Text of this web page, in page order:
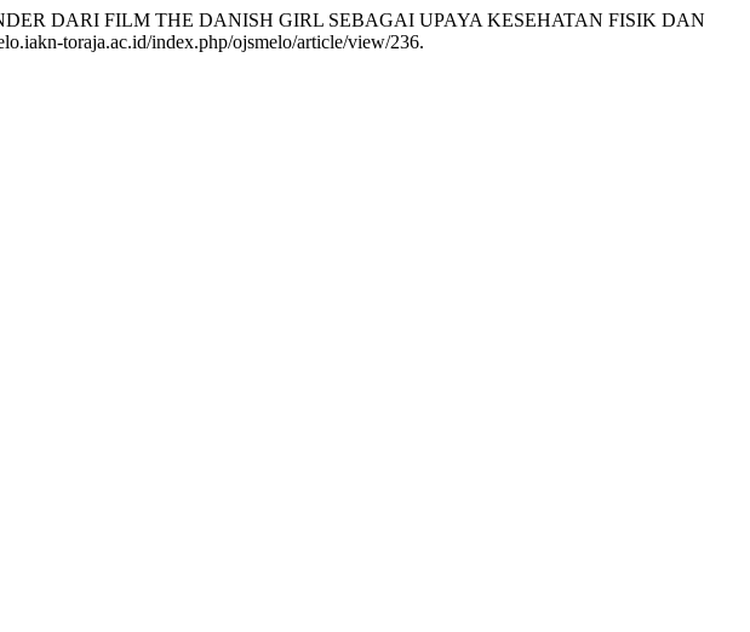
DARI FILM THE DANISH GIRL SEBAGAI UPAYA KESEHATAN FISIK DAN
toraja.ac.id/index.php/ojsmelo/article/view/236.